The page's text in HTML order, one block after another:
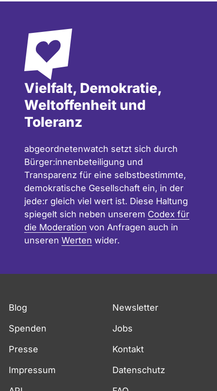
Vielfalt, Demokratie,
Weltoffenheit und
Toleranz
abgeordnetenwatch setzt sich durch
Bürger:innenbeteiligung und
Transparenz für eine selbstbestimmte,
demokratische Gesellschaft ein, in der
jede:r gleich viel wert ist. Diese Haltung
spiegelt sich neben unserem Codex für
die Moderation von Anfragen auch in
unseren Werten wider.
Blog Newsletter
Spenden Jobs
Presse Kontakt
Impressum Datenschutz